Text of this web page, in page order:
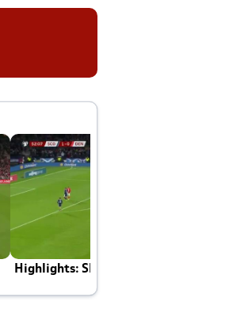
Highlights: Skotland - Danmark 4-2